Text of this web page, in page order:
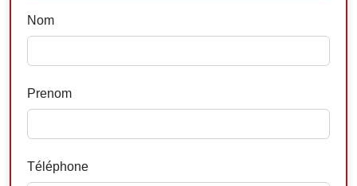
Nom
Prenom
Téléphone